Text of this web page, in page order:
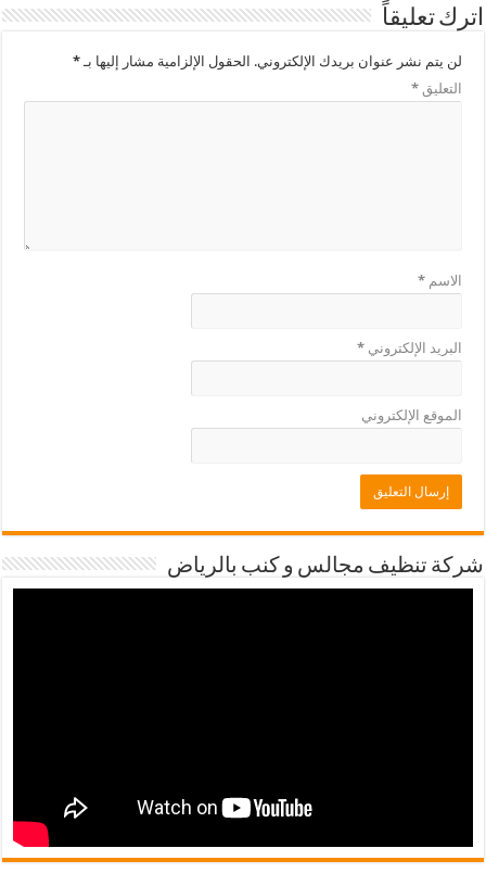
اترك تعليقاً
لن يتم نشر عنوان بريدك الإلكتروني. الحقول الإلزامية مشار إليها بـ*
التعليق*
الاسم*
البريد الإلكتروني*
الموقع الإلكتروني
شركة تنظيف مجالس و كنب بالرياض